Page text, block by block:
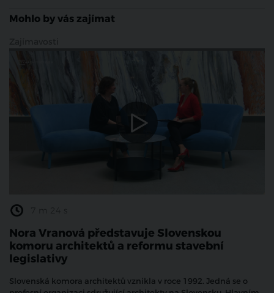
Mohlo by vás zajímat
Nora Vranová představuje Slovenskou
komoru architektů a reformu stavební
legislativy
Slovenská komora architektů vznikla v roce 1992. Jedná se o